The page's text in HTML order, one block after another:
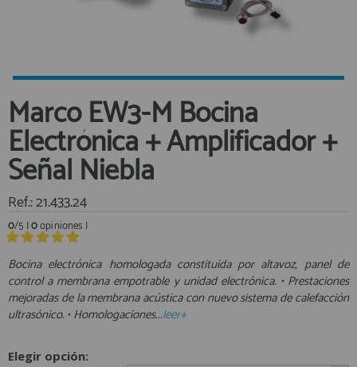
Libros
Mantenimiento y Limpieza
Motonautica
Motores
Navegacion
Neveras y Termos
Seguridad
Vela y Maniobra
Pesca
Tiempo Libre
Submarinismo
Al crear una cuenta en francobordo.com podrás realizar tus
registro cliente
Área profesionales
Regístrate y aprovecha los descuentos y ventajas de ser
Profesional de la Náutica
Marco EW3-M Bocina
Electrónica + Amplificador +
Señal Niebla
Ref.: 21.433.24
0/5 |0opiniones |
Bocina electrónica homologada constituida por altavoz, panel de
control a membrana empotrable y unidad electrónica. • Prestaciones
mejoradas de la membrana acústica con nuevo sistema de calefacción
ultrasónico. • Homologaciones...leer+
Elegir opción: